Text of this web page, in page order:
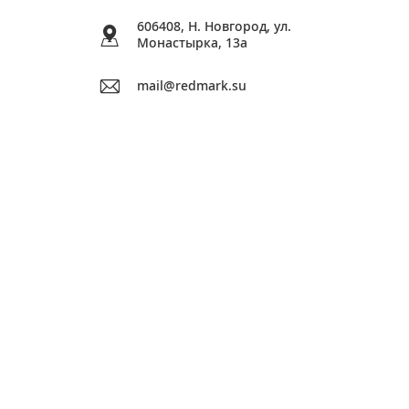
606408, Н. Новгород, ул.
Монастырка, 13a
mail@redmark.su